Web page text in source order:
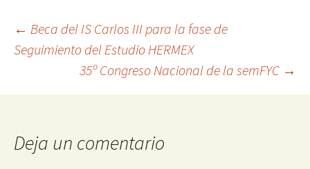
Ir
a
la
← Beca del IS Carlos III para la fase de
Seguimiento del Estudio HERMEX
35º Congreso Nacional de la semFYC →
Deja un comentario